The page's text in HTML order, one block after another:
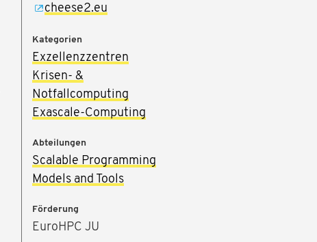
cheese2.eu
Kategorien
Exzellenzzentren
Krisen- &
Notfallcomputing
Exascale-Computing
Abteilungen
Scalable Programming
Models and Tools
Förderung
EuroHPC JU